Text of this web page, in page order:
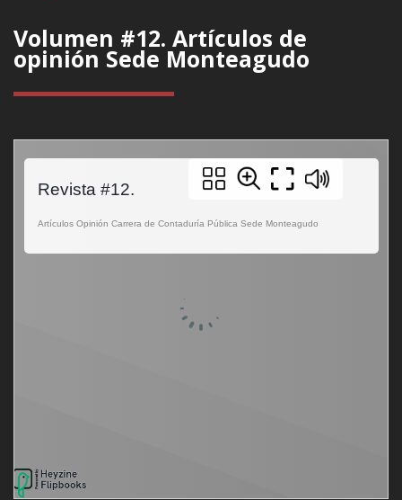
Volumen #12. Artículos de
opinión Sede Monteagudo